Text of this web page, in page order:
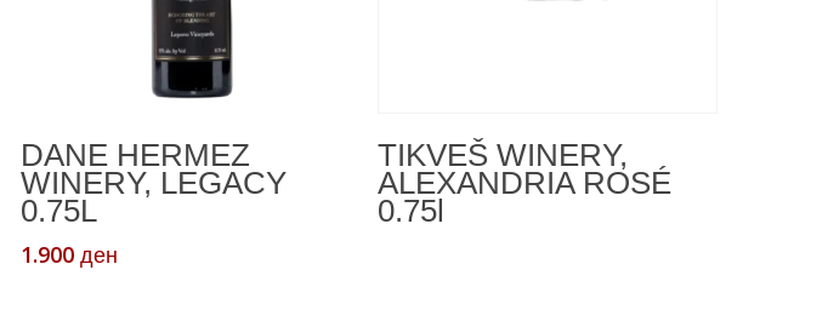
DANE HERMEZ
WINERY, LEGACY
0.75L
1.900 ден
TIKVEŠ WINERY,
ALEXANDRIA ROSÉ
0.75l